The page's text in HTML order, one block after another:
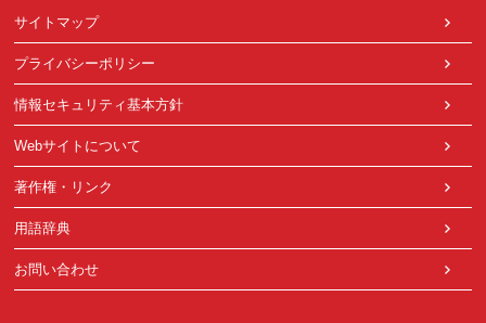
サイトマップ
プライバシーポリシー
情報セキュリティ基本方針
Webサイトについて
著作権・リンク
用語辞典
お問い合わせ